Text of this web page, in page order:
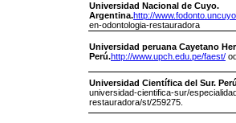
Universidad Nacional de Cuyo.
Argentina.http://
en-odontologia-restauradora
Universidad peruana Cayetano
Perú.http://www.upch.edu.pe/faest/
Universidad Científica del Sur.
universidad-cientifica-sur/
restauradora/st/259275.